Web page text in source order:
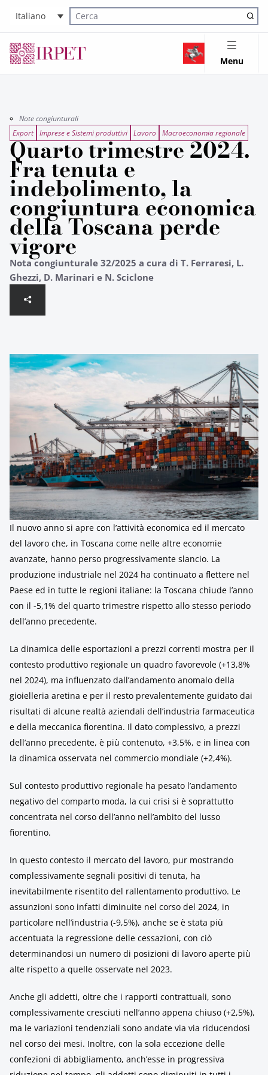
Italiano
Cerca nel sito
Menu
Note congiunturali
Export Imprese e Sistemi produttivi Lavoro Macroeconomia regionale
Quarto trimestre 2024.
Fra tenuta e
indebolimento, la
congiuntura economica
della Toscana perde
vigore
Nota congiunturale 32/2025 a cura di T. Ferraresi, L.
Ghezzi, D. Marinari e N. Sciclone
Il nuovo anno si apre con l’attività economica ed il mercato
del lavoro che, in Toscana come nelle altre economie
avanzate, hanno perso progressivamente slancio. La
produzione industriale nel 2024 ha continuato a flettere nel
Paese ed in tutte le regioni italiane: la Toscana chiude l’anno
con il -5,1% del quarto trimestre rispetto allo stesso periodo
dell’anno precedente.
La dinamica delle esportazioni a prezzi correnti mostra per il
contesto produttivo regionale un quadro favorevole (+13,8%
nel 2024), ma influenzato dall’andamento anomalo della
gioielleria aretina e per il resto prevalentemente guidato dai
risultati di alcune realtà aziendali dell’industria farmaceutica
e della meccanica fiorentina. Il dato complessivo, a prezzi
dell’anno precedente, è più contenuto, +3,5%, e in linea con
la dinamica osservata nel commercio mondiale (+2,4%).
Sul contesto produttivo regionale ha pesato l’andamento
negativo del comparto moda, la cui crisi si è soprattutto
concentrata nel corso dell’anno nell’ambito del lusso
fiorentino.
In questo contesto il mercato del lavoro, pur mostrando
complessivamente segnali positivi di tenuta, ha
inevitabilmente risentito del rallentamento produttivo. Le
assunzioni sono infatti diminuite nel corso del 2024, in
particolare nell’industria (-9,5%), anche se è stata più
accentuata la regressione delle cessazioni, con ciò
determinandosi un numero di posizioni di lavoro aperte più
alte rispetto a quelle osservate nel 2023.
Anche gli addetti, oltre che i rapporti contrattuali, sono
complessivamente cresciuti nell’anno appena chiuso (+2,5%),
ma le variazioni tendenziali sono andate via via riducendosi
nel corso dei mesi. Inoltre, con la sola eccezione delle
confezioni di abbigliamento, anch’esse in progressiva